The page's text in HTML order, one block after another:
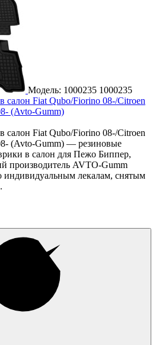
Модель: 1000235 1000235
салон Fiat Qubo/Fiorino 08-/Citroen
(Avto-Gumm)
салон Fiat Qubo/Fiorino 08-/Citroen
(Avto-Gumm) — резиновые
в салон для Пежо Биппер,
производитель AVTO-Gumm
индивидуальным лекалам, снятым